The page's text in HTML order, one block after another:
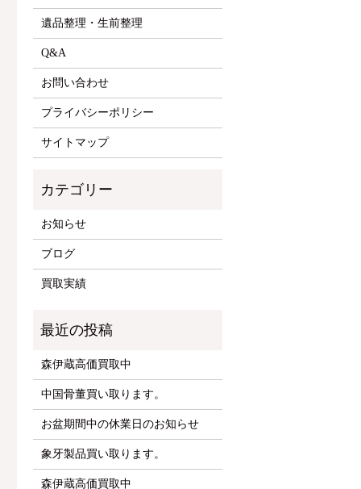
遺品整理・生前整理
Q&A
お問い合わせ
プライバシーポリシー
サイトマップ
お知らせ
ブログ
買取実績
森伊蔵高価買取中
中国骨董買い取ります。
お盆期間中の休業日のお知らせ
象牙製品買い取ります。
森伊蔵高価買取中